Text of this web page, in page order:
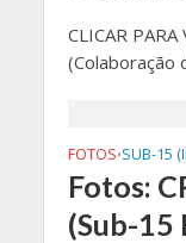
CLICAR PARA
(Colaboração
FOTOS•SUB-15
Fotos:
(Sub-15